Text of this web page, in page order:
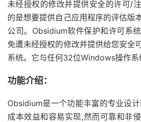
未经授权的修改并提供安全的许可/
的是想要提供自己应用程序的评估版
公司。Obsidium软件保护和许可系
免遭未经授权的修改并提供给您安全
系统。它与任何32位Windows操作系
功能介绍：
Obsidium是一个功能丰富的专业设
成本效益和容易实现,然而可靠和非